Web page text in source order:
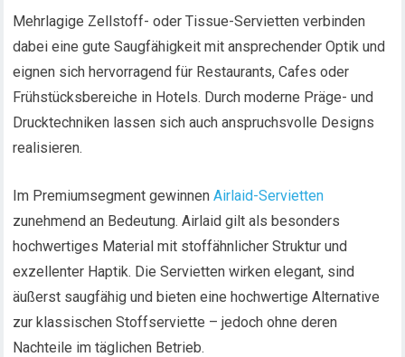
Mehrlagige Zellstoff- oder Tissue-Servietten verbinden
dabei eine gute Saugfähigkeit mit ansprechender Optik und
eignen sich hervorragend für Restaurants, Cafes oder
Frühstücksbereiche in Hotels. Durch moderne Präge- und
Drucktechniken lassen sich auch anspruchsvolle Designs
realisieren.
Im Premiumsegment gewinnenAirlaid-Servietten
zunehmend an Bedeutung. Airlaid gilt als besonders
hochwertiges Material mit stoffähnlicher Struktur und
exzellenter Haptik. Die Servietten wirken elegant, sind
äußerst saugfähig und bieten eine hochwertige Alternative
zur klassischen Stoffserviette – jedoch ohne deren
Nachteile im täglichen Betrieb.